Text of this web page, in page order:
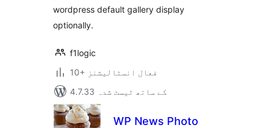
wordpress default gallery display
optionally.
f1logic
10+ فعال انسٹالیشنز
4.7.33 کے ساتھ ٹیسٹ شدہ
WP News Photo